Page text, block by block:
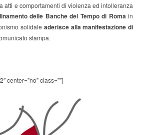
atti e comportamenti di violenza ed intolleranza
delle Banche del Tempo di Roma in
solidale aderisce alla manifestazione di
stampa.
center=”no” class=””]